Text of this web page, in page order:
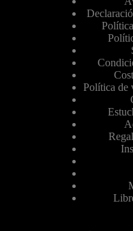
Política de